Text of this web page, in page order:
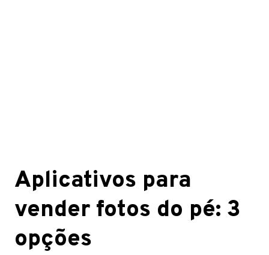
Aplicativos para
vender fotos do pé: 3
opções